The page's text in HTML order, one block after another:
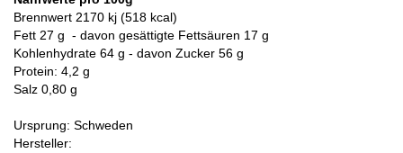
Brennwert 2170 kj (518 kcal)
Fett 27 g - davon gesättigte Fettsäuren 17 g
Kohlenhydrate 64 g - davon Zucker 56 g
Protein: 4,2 g
Salz 0,80 g
Ursprung: Schweden
Hersteller: